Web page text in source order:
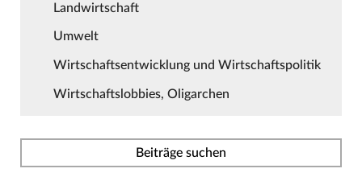
Landwirtschaft
Umwelt
Wirtschaftsentwicklung und Wirtschaftspolitik
Wirtschaftslobbies, Oligarchen
Beiträge suchen